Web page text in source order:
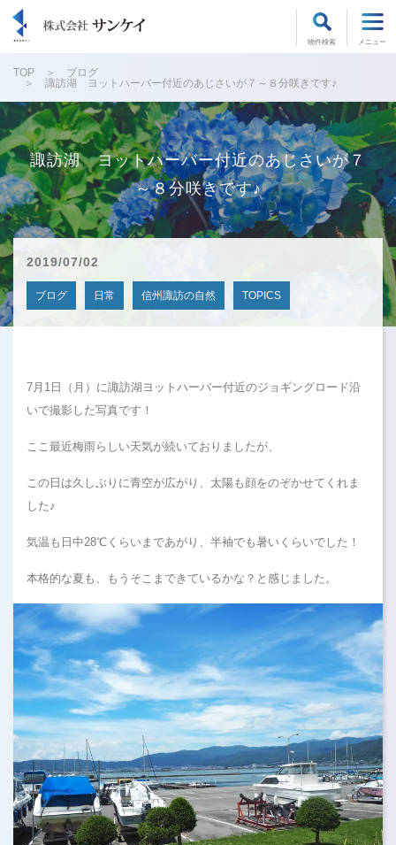
メニュー
物件検索
TOP
ブログ
諏訪湖 ヨットハーバー付近のあじさいが７～８分咲きです♪
諏訪湖 ヨットハーバー付近のあじさいが７
～８分咲きです♪
2019/07/02
ブログ 日常 信州諏訪の自然 TOPICS
7月1日（月）に諏訪湖ヨットハーバー付近のジョギングロード沿
いで撮影した写真です！
ここ最近梅雨らしい天気が続いておりましたが、
この日は久しぶりに青空が広がり、太陽も顔をのぞかせてくれま
した♪
気温も日中28℃くらいまであがり、半袖でも暑いくらいでした！
本格的な夏も、もうそこまできているかな？と感じました。